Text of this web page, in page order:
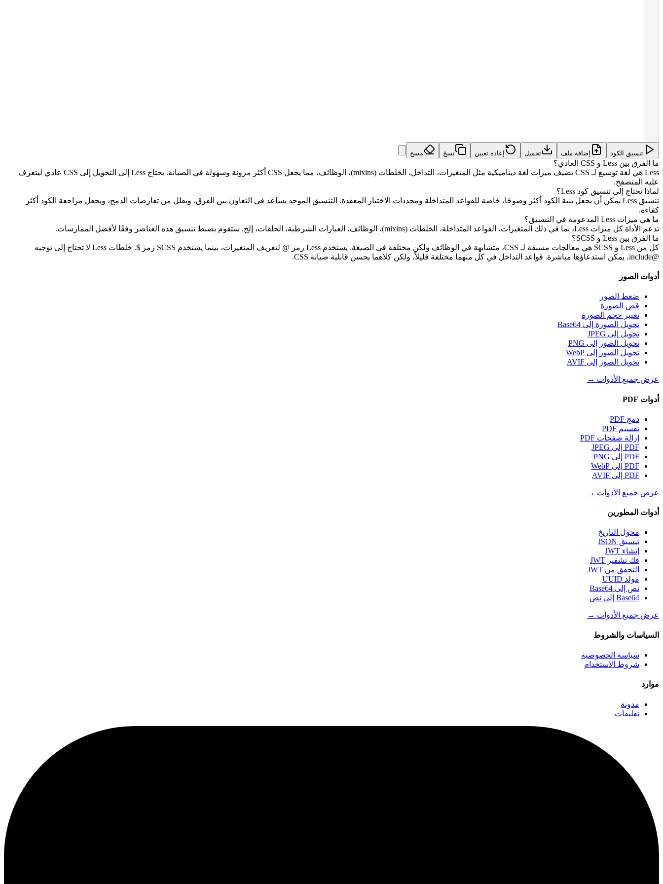
تنسيق الكود إضافة ملف تحميل إعادة تعيين نسخ مسح
ما الفرق بين Less و CSS العادي؟
Less هي لغة توسيع لـ CSS تضيف ميزات لغة ديناميكية مثل المتغيرات، التداخل، الخلطات (mixins)، الوظائف، مما يجعل CSS أكثر مرونة وسهولة في الصيانة. يحتاج Less إلى التحويل إلى CSS عادي ليتعرف
عليه المتصفح.
لماذا نحتاج إلى تنسيق كود Less؟
تنسيق Less يمكن أن يجعل بنية الكود أكثر وضوحًا، خاصة للقواعد المتداخلة ومحددات الاختيار المعقدة. التنسيق الموحد يساعد في التعاون بين الفرق، ويقلل من تعارضات الدمج، ويجعل مراجعة الكود أكثر
كفاءة.
ما هي ميزات Less المدعومة في التنسيق؟
تدعم الأداة كل ميزات Less، بما في ذلك المتغيرات، القواعد المتداخلة، الخلطات (mixins)، الوظائف، العبارات الشرطية، الحلقات، إلخ. ستقوم بضبط تنسيق هذه العناصر وفقًا لأفضل الممارسات.
ما الفرق بين Less و SCSS؟
كل من Less و SCSS هي معالجات مسبقة لـ CSS، متشابهة في الوظائف ولكن مختلفة في الصيغة. يستخدم Less رمز @ لتعريف المتغيرات، بينما يستخدم SCSS رمز $. خلطات Less لا تحتاج إلى توجيه
@include، يمكن استدعاؤها مباشرة. قواعد التداخل في كل منهما مختلفة قليلاً، ولكن كلاهما يحسن قابلية صيانة CSS.
أدوات الصور
ضغط الصور
قص الصورة
تغيير حجم الصورة
تحويل الصورة إلى Base64
تحويل إلى JPEG
تحويل الصور إلى PNG
تحويل الصور إلى WebP
تحويل الصور إلى AVIF
عرض جميع الأدوات →
أدوات PDF
دمج PDF
تقسيم PDF
إزالة صفحات PDF
PDF إلى JPEG
PDF إلى PNG
PDF إلى WebP
PDF إلى AVIF
عرض جميع الأدوات →
أدوات المطورين
محول التاريخ
تنسيق JSON
إنشاء JWT
فك تشفير JWT
التحقق من JWT
مولد UUID
نص إلى Base64
Base64 إلى نص
عرض جميع الأدوات →
السياسات والشروط
سياسة الخصوصية
شروط الاستخدام
موارد
مدونة
تعليقات